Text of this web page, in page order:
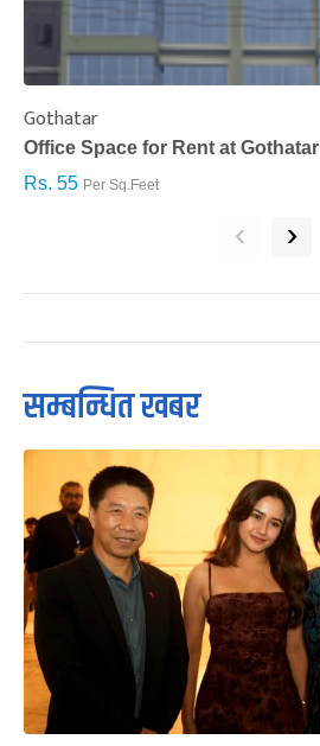
Gothatar
Office Space for Rent at Gothatar
Rs. 55 Per Sq.Feet
‹ ›
सम्बन्धित खबर